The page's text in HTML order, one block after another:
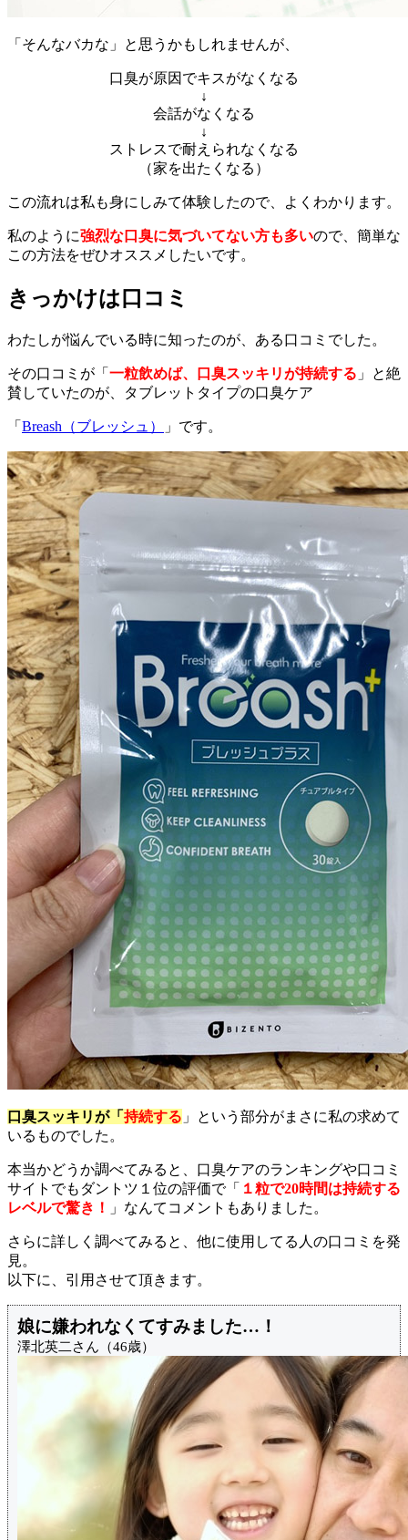
「そんなバカな」と思うかもしれませんが、
口臭が原因でキスがなくなる
↓
会話がなくなる
↓
ストレスで耐えられなくなる
（家を出たくなる）
この流れは私も身にしみて体験したので、よくわかります。
私のように強烈な口臭に気づいてない方も多いので、簡単な
この方法をぜひオススメしたいです。
きっかけは口コミ
わたしが悩んでいる時に知ったのが、ある口コミでした。
その口コミが「 一粒飲めば、口臭スッキリが持続する 」と絶
賛していたのが、タブレットタイプの口臭ケア
「 Breash（ブレッシュ） 」です。
口臭スッキリが「 持続する 」という部分がまさに私の求めて
いるものでした。
本当かどうか調べてみると、口臭ケアのランキングや口コミ
サイトでもダントツ１位の評価で「 １粒で20時間は持続する
レベルで驚き！
」なんてコメントもありました。
さらに詳しく調べてみると、他に使用してる人の口コミを発
見。
以下に、引用させて頂きます。
娘に嫌われなくてすみました…！
澤北英二さん（46歳）